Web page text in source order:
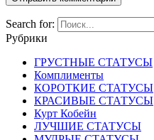
Search for:
Рубрики
ГРУСТНЫЕ СТАТУСЫ
Комплименты
КОРОТКИЕ СТАТУСЫ
КРАСИВЫЕ СТАТУСЫ
Курт Кобейн
ЛУЧШИЕ СТАТУСЫ